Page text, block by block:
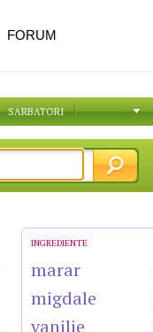
SARBATORI
INGREDIENTE
marar
migdale
vanilie
FORUM